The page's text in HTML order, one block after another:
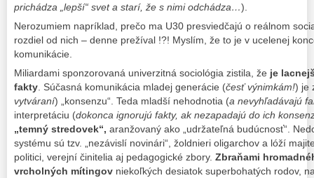
prichádza „lepší“ svet a starí, že s nimi odchádza…).
Nerozumiem napríklad, prečo ma U30 presviedčajú o reálnom
rozdiel od nich – denne prežíval !?! Myslím, že to je v ucelenej
komunikácie.
Miliardami sponzorovaná univerzitná sociológia zistila, že je
fakty . Súčasná komunikácia mladej generácie (česť výnimkám!) je
vytváraní) „konsenzu“. Teda mladší nehodnotia (a nevyhľadávajú
interpretáciu (dokonca ignorujú fakty, ak nezapadajú do ich
„temný stredovek“, aranžovaný ako „udržateľná budúcnosť“.
systému sú tzv. „nezávislí novinári“, žoldnieri oligarchov a lóží
politici, verejní činitelia aj pedagogické zbory. Zbraňami
vrcholných mítingov niekoľkých desiatok superbohatých rodov,